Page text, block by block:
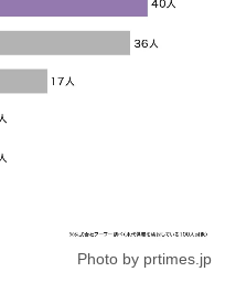
Photo by prtimes.jp